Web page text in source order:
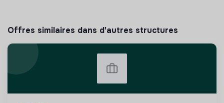
Offres similaires dans d'autres structures